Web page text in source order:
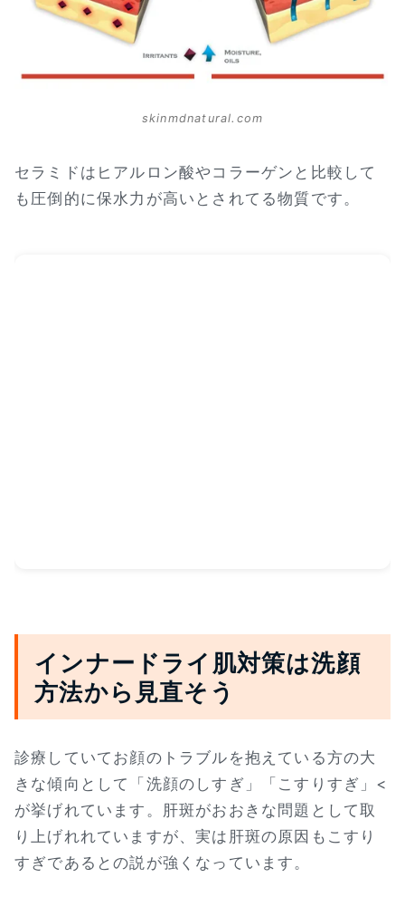
skinmdnatural.com
セラミドはヒアルロン酸やコラーゲンと比較して
も圧倒的に保水力が高いとされてる物質です。
インナードライ肌対策は洗顔
方法から見直そう
診療していてお顔のトラブルを抱えている方の大
きな傾向として「洗顔のしすぎ」「こすりすぎ」<
が挙げれています。肝斑がおおきな問題として取
り上げれれていますが、実は肝斑の原因もこすり
すぎであるとの説が強くなっています。